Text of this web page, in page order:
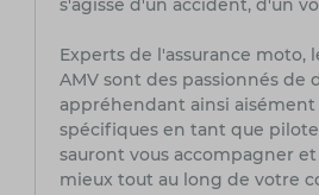
s'agisse d'un accident, d'un
Experts de l'assurance moto,
AMV sont des passionnés de
appréhendant ainsi aisément
spécifiques en tant que
sauront vous accompagner
mieux tout au long de votre